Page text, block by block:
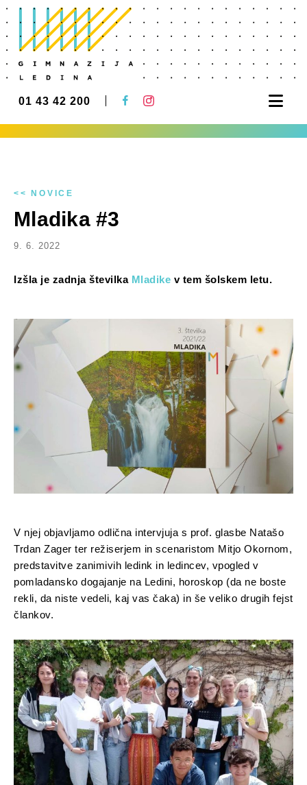
01 43 42 200
<< NOVICE
Mladika #3
9. 6. 2022
Izšla je zadnja številka Mladike v tem šolskem letu.
V njej objavljamo odlična intervjuja s prof. glasbe Natašo
Trdan Zager ter režiserjem in scenaristom Mitjo Okornom,
predstavitve zanimivih ledink in ledincev, vpogled v
pomladansko dogajanje na Ledini, horoskop (da ne boste
rekli, da niste vedeli, kaj vas čaka) in še veliko drugih fejst
člankov.